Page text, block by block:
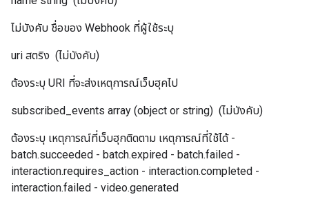
ไม่บังคับ ชื่อของ Webhook ที่ผู้ใช้ระบุ
uri สตริง (ไม่บังคับ)
ต้องระบุ URI ที่จะส่งเหตุการณ์เว็บฮุคไป
subscribed_events array (object or string) (ไม่บังคับ)
ต้องระบุ เหตุการณ์ที่เว็บฮุกติดตาม เหตุการณ์ที่ใช้ได้ -
batch.succeeded - batch.expired - batch.failed -
interaction.requires_action - interaction.completed -
interaction.failed - video.generated